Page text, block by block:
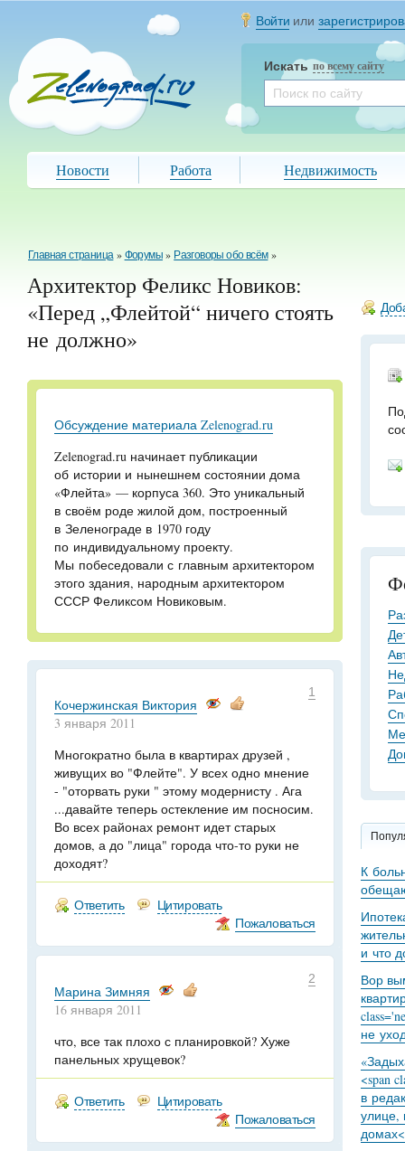
Войти или
Искать по всему сайту
Новости Работа Недвижимость
Главная страница »Форумы» Разговоры обо всём »
Архитектор Феликс Новиков:
«Перед „Флейтой“ ничего стоять
не должно»
Обсуждение материала Zelenograd.ru
Zelenograd.ru начинает публикации
об истории и нынешнем состоянии дома
«Флейта» — корпуса 360. Это уникальный
в своём роде жилой дом, построенный
в Зеленограде в 1970 году
по индивидуальному проекту.
Мы побеседовали с главным архитектором
этого здания, народным архитектором
СССР Феликсом Новиковым.
1
Кочержинская Виктория
3 января 2011
Многократно была в квартирах друзей ,
живущих во "Флейте". У всех одно мнение
- "оторвать руки " этому модернисту . Ага
...давайте теперь остекление им посносим.
Во всех районах ремонт идет старых
домов, а до "лица" города что-то руки не
доходят?
Ответить
Цитировать
Пожаловаться
2
Марина Зимняя
16 января 2011
что, все так плохо с планировкой? Хуже
панельных хрущевок?
Ответить
Цитировать
Пожаловаться
К
и что
Вор
не
<span
в
улице,